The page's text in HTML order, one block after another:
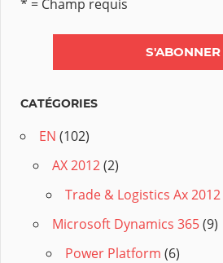
* = Champ requis
CATÉGORIES
EN (102)
AX 2012(2)
Trade & Logistics Ax 2012
Microsoft Dynamics 365(9)
Power Platform (6)